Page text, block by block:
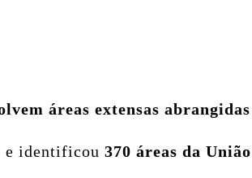
áreas extensas
e identificou 370 áreas da